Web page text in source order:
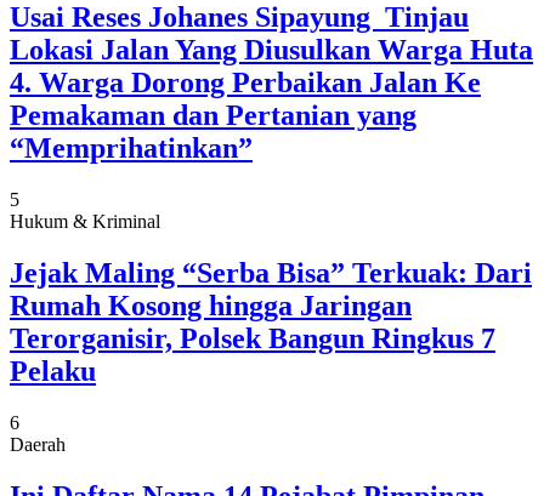
Usai Reses Johanes Sipayung Tinjau
Lokasi Jalan Yang Diusulkan Warga Huta
4. Warga Dorong Perbaikan Jalan Ke
Pemakaman dan Pertanian yang
“Memprihatinkan”
5
Hukum & Kriminal
Jejak Maling “Serba Bisa” Terkuak: Dari
Rumah Kosong hingga Jaringan
Terorganisir, Polsek Bangun Ringkus 7
Pelaku
6
Daerah